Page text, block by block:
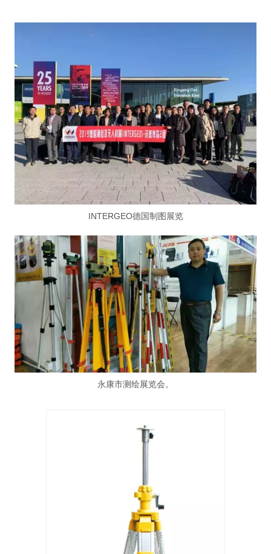
INTERGEO德国制图展览
永康市测绘展览会。